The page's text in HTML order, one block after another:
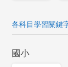
各科目學習關鍵
國小